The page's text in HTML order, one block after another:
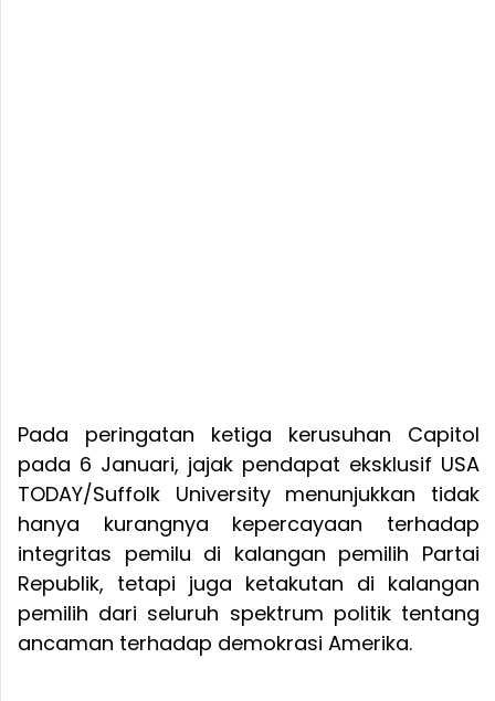
Pada peringatan ketiga kerusuhan Capitol
pada 6 Januari, jajak pendapat eksklusif USA
TODAY/Suffolk University menunjukkan tidak
hanya kurangnya kepercayaan terhadap
integritas pemilu di kalangan pemilih Partai
Republik, tetapi juga ketakutan di kalangan
pemilih dari seluruh spektrum politik tentang
ancaman terhadap demokrasi Amerika.